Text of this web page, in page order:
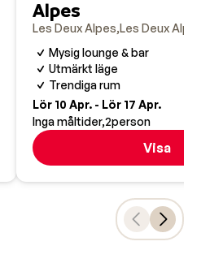
Alpes
Les Deux Alpes Les Deux Alpes
Mysig lounge & bar
Utmärkt läge
Trendiga rum
Lör 10 Apr. - Lör 17 Apr.
Inga måltider 2person
Visa